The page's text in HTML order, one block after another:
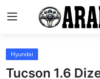
Giriş yapmak
Hyundai
Tucson 1.6